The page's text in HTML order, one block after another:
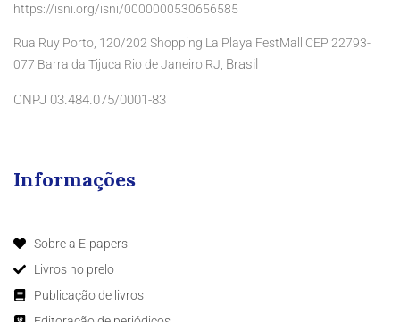
https://isni.org/isni/0000000530656585
Rua Ruy Porto, 120/202 Shopping La Playa FestMall CEP 22793-
077 Barra da Tijuca Rio de Janeiro RJ, Brasil
CNPJ 03.484.075/0001-83
Informações
Sobre a E-papers
Livros no prelo
Publicação de livros